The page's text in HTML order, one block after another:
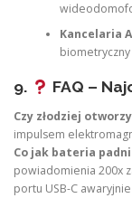
Kancelaria
biometryczny
9. FAQ –
Czy złodziej
impulsem
Co jak bateria
powiadomienia 200x
portu USB-C